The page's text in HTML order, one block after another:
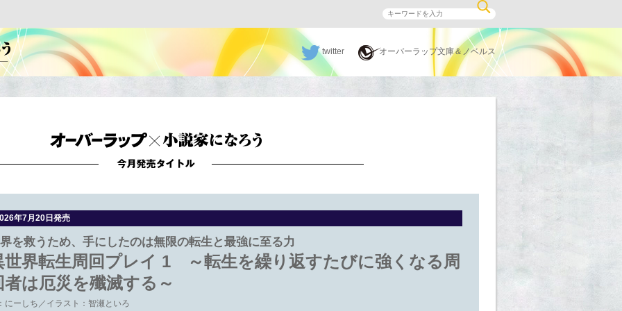
オーバーラップ文庫×小説家になろう twitter オーバーラップ文庫＆ノベルス
年7月20日発売
を救うため、手にしたのは無限の転生と最強に至る力
世界転生周回プレイ 1 ～転生を繰り返すたびに強くなる周
者は厄災を殲滅する～
にーしち／イラスト：智瀬といろ